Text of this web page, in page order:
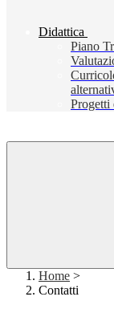
Didattica
Piano
Progetti
Home >
Contatti